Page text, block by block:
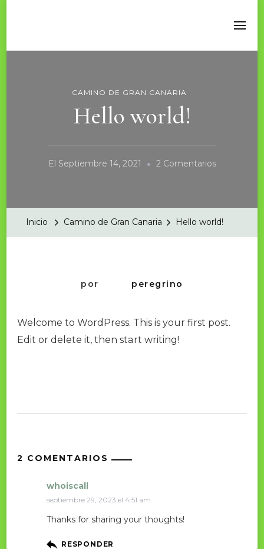
CAMINO DE GRAN CANARIA
Hello world!
El Septiembre 14, 2021 2 ComentariosEn
Inicio Camino de Gran Canaria Hello world!
por peregrino
Welcome to WordPress. This is your first post.
Edit or delete it, then start writing!
2 COMENTARIOS
whoiscall
septiembre 29, 2023 el 4:51 am
Thanks for sharing your thoughts!
RESPONDER